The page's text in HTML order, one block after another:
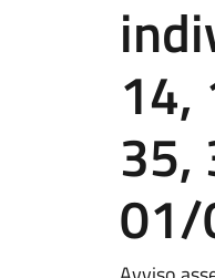
14,
35,